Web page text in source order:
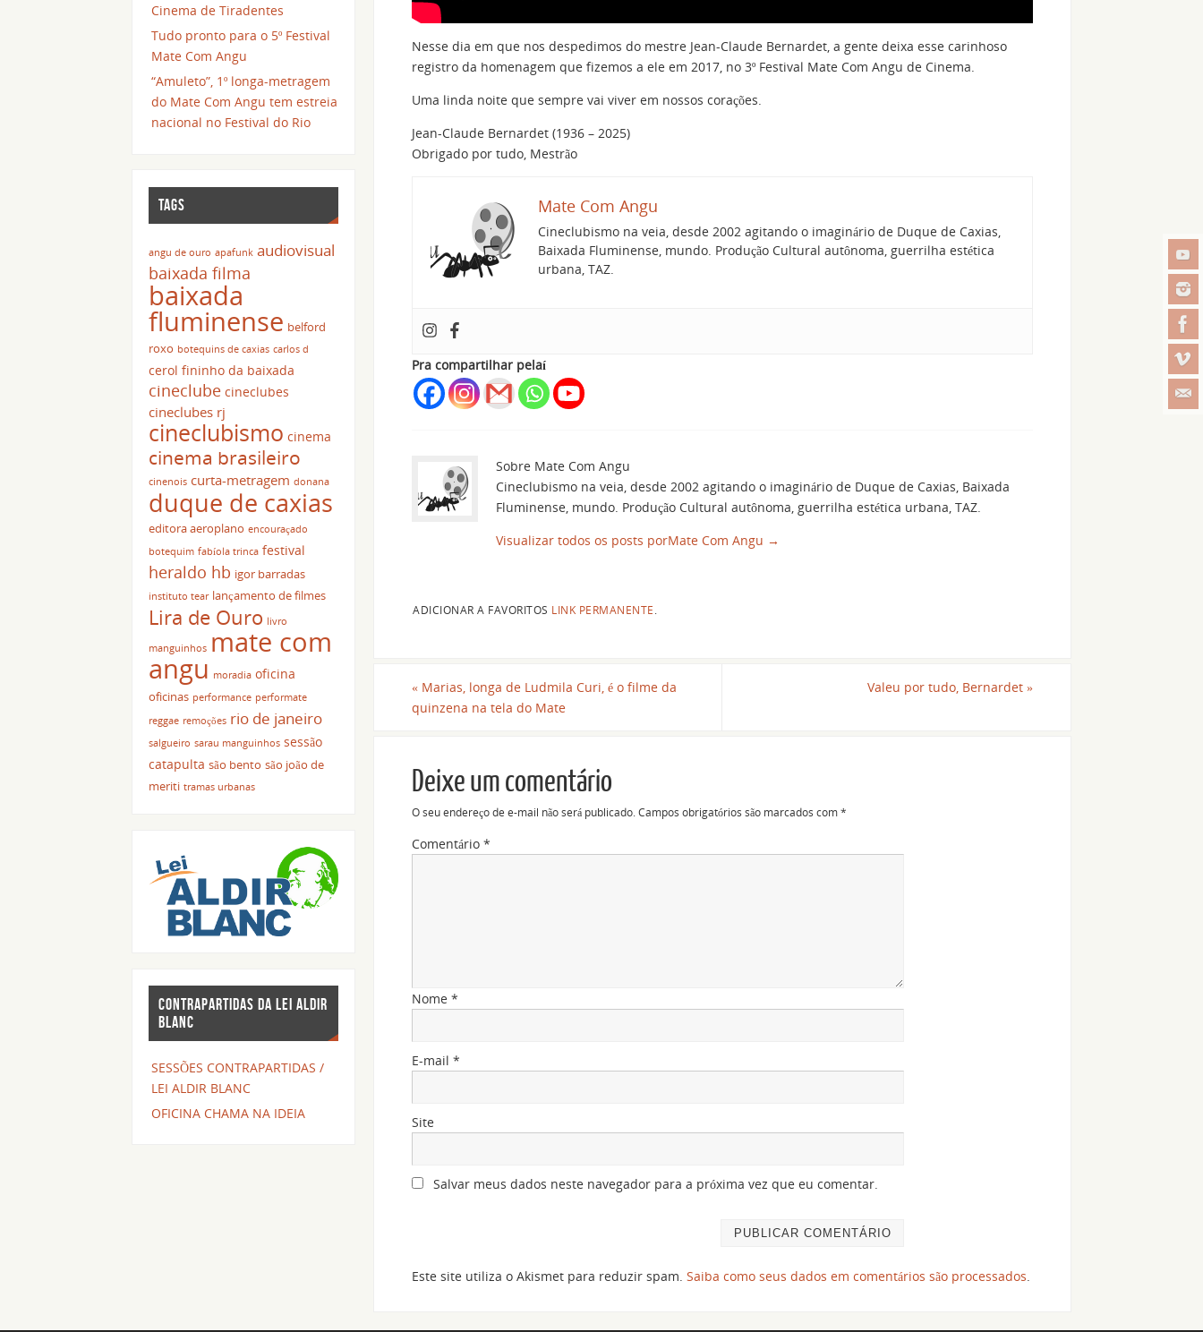
Nesse dia em que nos despedimos do mestre Jean-Claude Bernardet, a gente deixa esse carinhoso
registro da homenagem que fizemos a ele em 2017, no 3º Festival Mate Com Angu de Cinema.
Uma linda noite que sempre vai viver em nossos corações.
Jean-Claude Bernardet (1936 – 2025)
Obrigado por tudo, Mestrão
Mate Com Angu
Cineclubismo na veia, desde 2002 agitando o imaginário de Duque de Caxias,
Baixada Fluminense, mundo. Produção Cultural autônoma, guerrilha estética
urbana, TAZ.
Pra compartilhar pelaí
Sobre Mate Com Angu
Cineclubismo na veia, desde 2002 agitando o imaginário de Duque de Caxias, Baixada
Fluminense, mundo. Produção Cultural autônoma, guerrilha estética urbana, TAZ.
Visualizar todos os posts porMate Com Angu →
ADICIONAR A FAVORITOS LINK PERMANENTE.
« Marias, longa de Ludmila Curi, é o filme da
quinzena na tela do Mate
Valeu por tudo, Bernardet »
Deixe um comentário
O seu endereço de e-mail não será publicado.Campos obrigatórios são marcados com*
Comentário *
Nome *
E-mail *
Site
Salvar meus dados neste navegador para a próxima vez que eu comentar.
Este site utiliza o Akismet para reduzir spam. Saiba como seus dados em comentários são processados
Cinema de Tiradentes
Tudo pronto para o 5º Festival
Mate Com Angu
“Amuleto”, 1º longa-metragem
do Mate Com Angu tem estreia
nacional no Festival do Rio
TAGS
angu de ouro apafunk audiovisual
baixada filma
baixada
fluminense belford
roxo botequins de caxias carlos d
cerol fininho da baixada
cineclube cineclubes
cineclubes rj
cineclubismo cinema
cinema brasileiro
cinenois curta-metragem donana
duque de caxias
editora aeroplano encouraçado
botequim fabíola trinca festival
heraldo hb igor barradas
instituto tear lançamento de filmes
Lira de Ouro livro
manguinhos mate com
angu moradia oficina
oficinas performance performate
reggae remoções rio de janeiro
salgueiro sarau manguinhos sessão
catapulta são bento são joão de
meriti tramas urbanas
CONTRAPARTIDAS DA LEI ALDIR
BLANC
SESSÕES CONTRAPARTIDAS /
LEI ALDIR BLANC
OFICINA CHAMA NA IDEIA